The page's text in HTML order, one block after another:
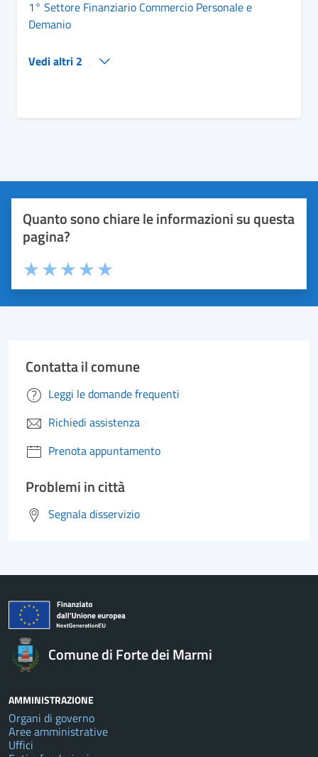
1° Settore Finanziario Commercio Personale e
Demanio
Vedi altri 2
Quanto sono chiare le informazioni su questa
pagina?
Valuta 5 stelle su 5
Valuta 4 stelle su 5
Valuta 3 stelle su 5
Valuta 2 stelle su 5
Valuta 1 stelle su 5
Contatta il comune
Leggi le domande frequenti
Richiedi assistenza
Prenota appuntamento
Problemi in città
Segnala disservizio
Comune di Forte dei Marmi
AMMINISTRAZIONE
Organi di governo
Aree amministrative
Uffici